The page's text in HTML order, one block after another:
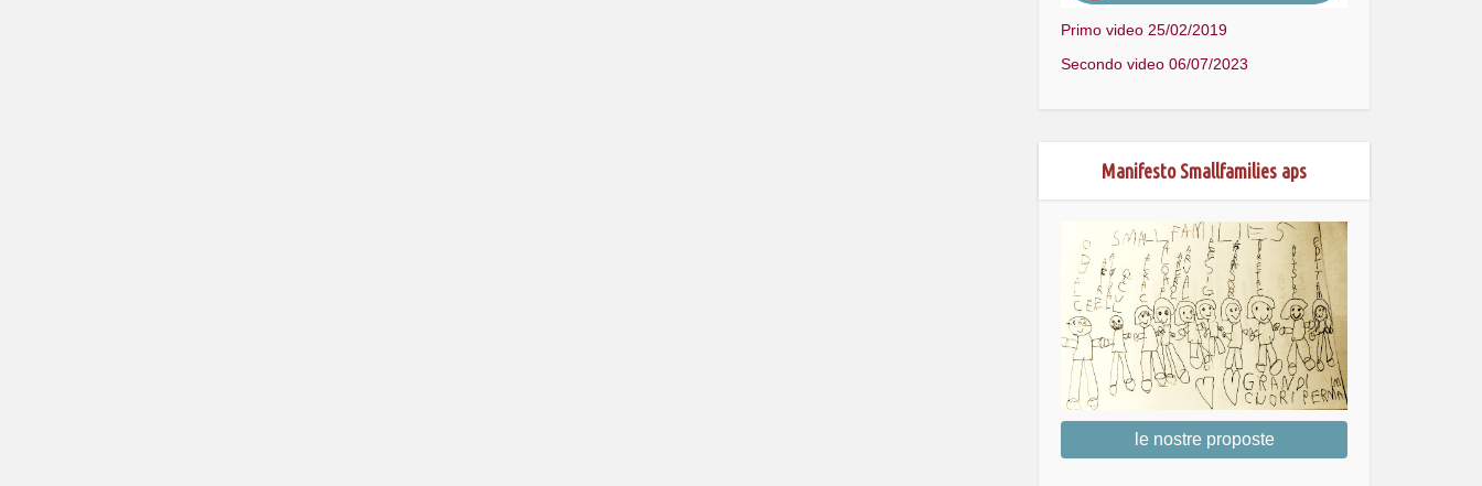
Primo video 25/02/2019
Secondo video 06/07/2023
Manifesto Smallfamilies aps
le nostre proposte